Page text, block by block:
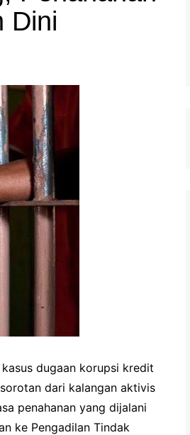
Dini
dugaan korupsi kredit
dari kalangan aktivis
penahanan yang dijalani
ke Pengadilan Tindak